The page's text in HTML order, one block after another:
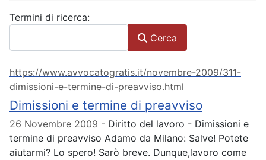
Modulo di ricerca
Termini di ricerca:
Cerca
Dimissioni e termine di preavviso
https://www.avvocatogratis.it/novembre-2009/311-
dimissioni-e-termine-di-preavviso.html
26 Novembre 2009
Diritto del lavoro - Dimissioni e
termine di preavviso Adamo da Milano: Salve! Potete
aiutarmi? Lo spero! Sarò breve. Dunque,lavoro come